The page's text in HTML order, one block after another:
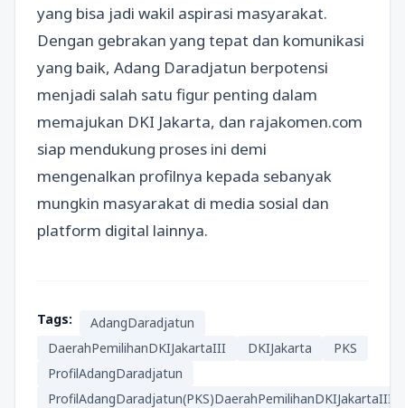
yang bisa jadi wakil aspirasi masyarakat.
Dengan gebrakan yang tepat dan komunikasi
yang baik, Adang Daradjatun berpotensi
menjadi salah satu figur penting dalam
memajukan DKI Jakarta, dan rajakomen.com
siap mendukung proses ini demi
mengenalkan profilnya kepada sebanyak
mungkin masyarakat di media sosial dan
platform digital lainnya.
Tags:
AdangDaradjatun
DaerahPemilihanDKIJakartaIII
DKIJakarta
PKS
ProfilAdangDaradjatun
ProfilAdangDaradjatun(PKS)DaerahPemilihanDKIJakartaIII